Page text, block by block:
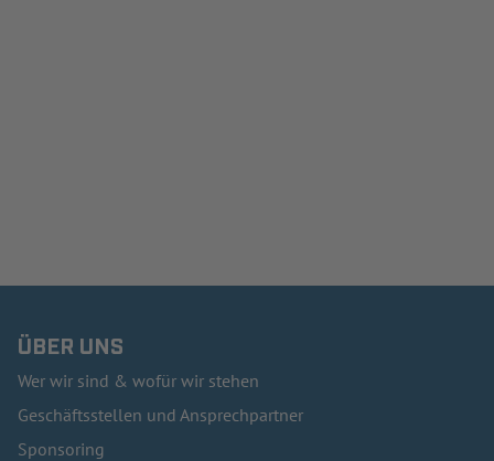
ÜBER UNS
Wer wir sind & wofür wir stehen
Geschäftsstellen und Ansprechpartner
Sponsoring